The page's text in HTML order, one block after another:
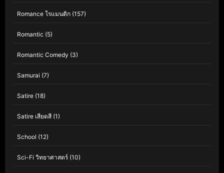
Romance โรแมนติก (157)
Romantic (5)
Romantic Comedy (3)
Samurai (7)
Satire (18)
Satire เสียดสี (1)
School (12)
Sci-Fi วิทยาศาสตร์ (10)